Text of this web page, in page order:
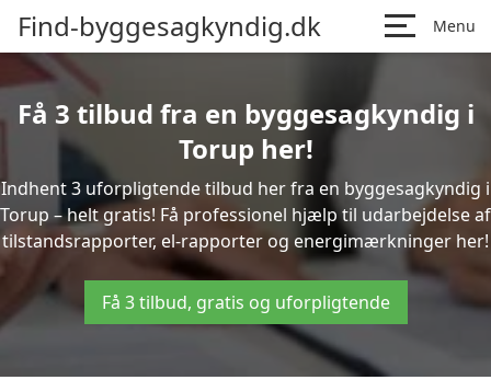
Find-byggesagkyndig.dk Menu
Få 3 tilbud fra en byggesagkyndig i
Torup her!
Indhent 3 uforpligtende tilbud her fra en byggesagkyndig i
Torup – helt gratis! Få professionel hjælp til udarbejdelse af
tilstandsrapporter, el-rapporter og energimærkninger her!
Få 3 tilbud, gratis og uforpligtende